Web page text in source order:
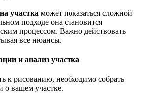
участка может показаться сложной
подходе она становится
процессом. Важно действовать
все нюансы.
и анализ участка
к рисованию, необходимо собрать
вашем участке.